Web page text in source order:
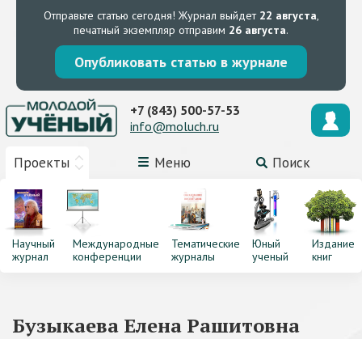
Отправьте статью сегодня! Журнал выйдет 22 августа,
печатный экземпляр отправим 26 августа.
Опубликовать статью в журнале
Проекты Меню Поиск
+7 (843) 500-57-53
info@moluch.ru
Научный
журнал
Международные
конференции
Тематические
журналы
Юный
ученый
Издание
книг
Бузыкаева Елена Рашитовна